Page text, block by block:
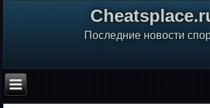
Последние новости